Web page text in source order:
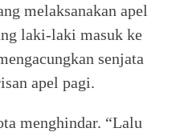
melaksanakan apel
laki-laki masuk ke
senjata
apel pagi.
menghindar. “Lalu